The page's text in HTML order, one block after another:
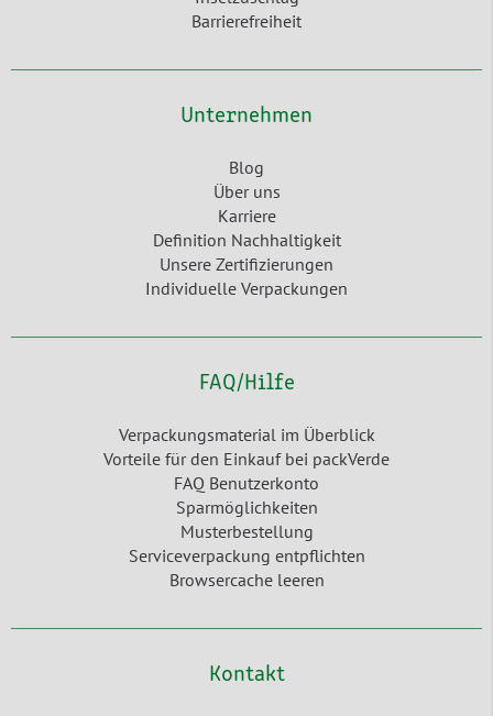
Barrierefreiheit
Unternehmen
Blog
Über uns
Karriere
Definition Nachhaltigkeit
Unsere Zertifizierungen
Individuelle Verpackungen
FAQ/Hilfe
Verpackungsmaterial im Überblick
Vorteile für den Einkauf bei packVerde
FAQ Benutzerkonto
Sparmöglichkeiten
Musterbestellung
Serviceverpackung entpflichten
Browsercache leeren
Kontakt